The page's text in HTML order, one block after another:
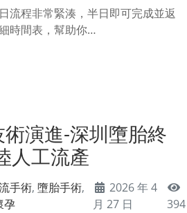
流程非常緊湊，半日即可完成並返
時間表，幫助你…
演進-深圳墮胎終
人工流產
手術,墮胎手術,
孕
2026 年 4
月 27 日
394